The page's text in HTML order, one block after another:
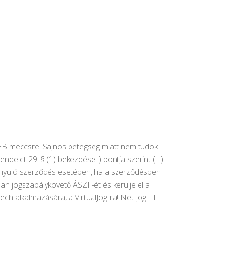
meccsre. Sajnos betegség miatt nem tudok
29. § (1) bekezdése l) pontja szerint (…)
szerződés esetében, ha a szerződésben
jogszabálykövető ÁSZF-ét és kerülje el a
alkalmazására, a VirtualJog-ra! Net-jog: IT